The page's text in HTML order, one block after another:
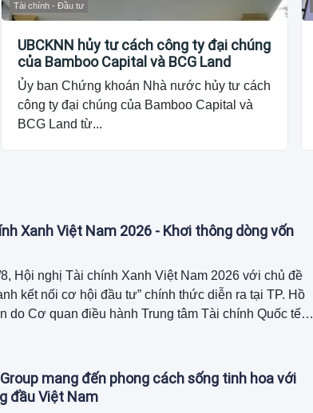
Tài chính - Đầu tư
UBCKNN hủy tư cách công ty đại chúng
của Bamboo Capital và BCG Land
Ủy ban Chứng khoán Nhà nước hủy tư cách
công ty đại chúng của Bamboo Capital và
BCG Land từ...
Xanh Việt Nam 2026 - Khơi thông dòng vốn
Hội nghị Tài chính Xanh Việt Nam 2026 với chủ đề
kết nối cơ hội đầu tư” chính thức diễn ra tại TP. Hồ
do Cơ quan điều hành Trung tâm Tài chính Quốc tế
(VIFC-HCMC), Ngân hàng TMCP Nam Á (Nam A
phối hợp tổ chức, với sự đồng hành của Optima
mang đến phong cách sống tinh hoa với
đầu Việt Nam